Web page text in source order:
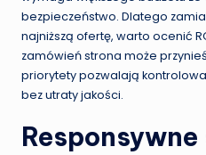
bezpieczeństwo. Dlatego
najniższą ofertę, warto ocenić
zamówień strona może
priorytety pozwalają
bez utraty jakości.